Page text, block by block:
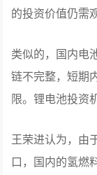
的投资价值仍需
类似的，国内电
链不完整，短期
限。锂电池投资
王荣进认为，由
口，国内的氢燃